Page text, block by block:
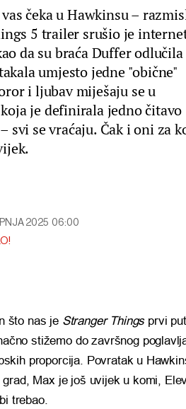
čeka u Hawkinsu –
5 trailer srušio je
da su braća Duffer odlučila
umjesto jedne "obične"
i ljubav miješaju se u
je definirala jedno čitavo
svi se vraćaju. Čak i oni za
2025 06:00
što nas je Stranger Things prvi
stižemo do završnog
proporcija. Povratak u
grad, Max je još uvijek u komi,
trebao.